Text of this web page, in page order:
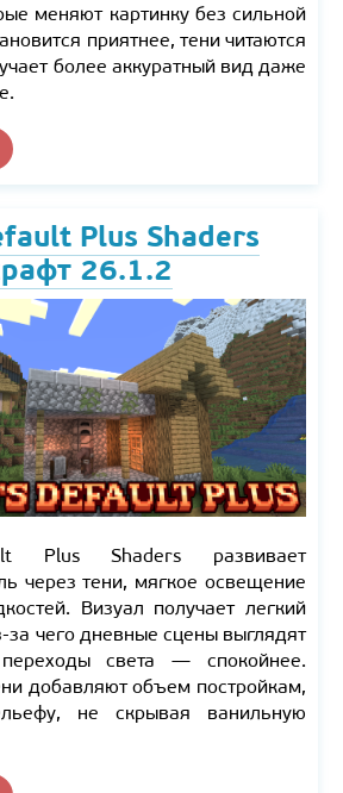
меняют картинку без сильной
приятнее, тени читаются
более аккуратный вид даже
Plus Shaders
26.1.2
Plus Shaders развивает
через тени, мягкое освещение
Визуал получает легкий
за чего дневные сцены выглядят
света — спокойнее.
добавляют объем постройкам,
не скрывая ванильную